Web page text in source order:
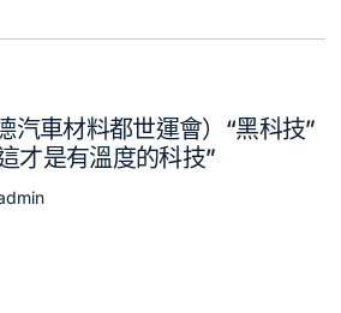
汽車材料都世運會）“黑科技”
才是有溫度的科技”